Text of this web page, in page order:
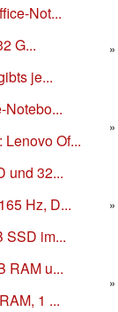
Not...
G...
je...
Notebo...
Of...
und 32...
Hz, D...
SSD im...
RAM u...
1 ...